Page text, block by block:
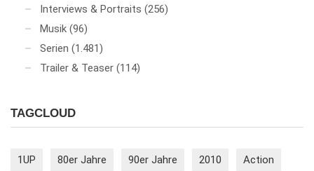
Interviews & Portraits (256)
Musik (96)
Serien (1.481)
Trailer & Teaser (114)
TAGCLOUD
1UP 80er Jahre 90er Jahre 2010 Action